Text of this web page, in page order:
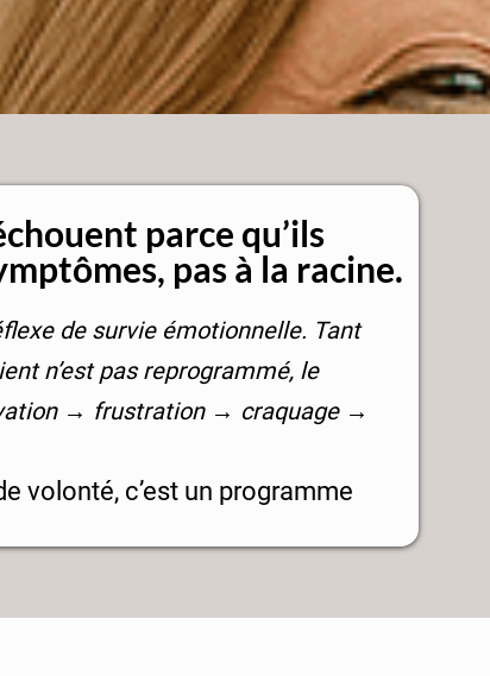
parce qu’ils
pas à la racine.
de survie émotionnelle. Tant
n’est pas reprogrammé, le
→ frustration → craquage →
volonté, c’est un programme